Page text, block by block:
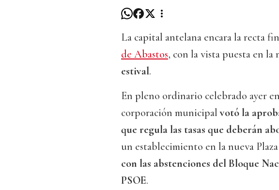
La capital antelana encara la recta
de Abastos, con la vista puesta en la
estival.
En pleno ordinario celebrado ayer
corporación municipalvotó la
que regula las tasas que deberán
un establecimiento en la nueva
con las abstenciones del Bloque
PSOE.